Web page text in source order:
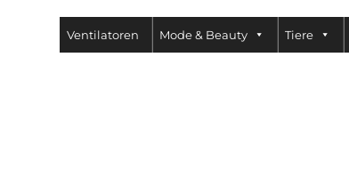
Ventilatoren Mode & Beauty Tiere